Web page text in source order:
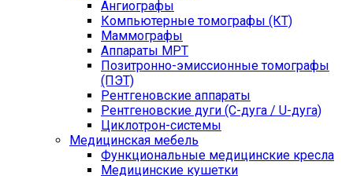
Ангиографы
Компьютерные томографы (КТ)
Маммографы
Аппараты МРТ
Позитронно-эмиссионные томографы
(ПЭТ)
Рентгеновские аппараты
Рентгеновские дуги (С-дуга / U-дуга)
Циклотрон-системы
Медицинская мебель
Функциональные медицинские кресла
Медицинские кушетки